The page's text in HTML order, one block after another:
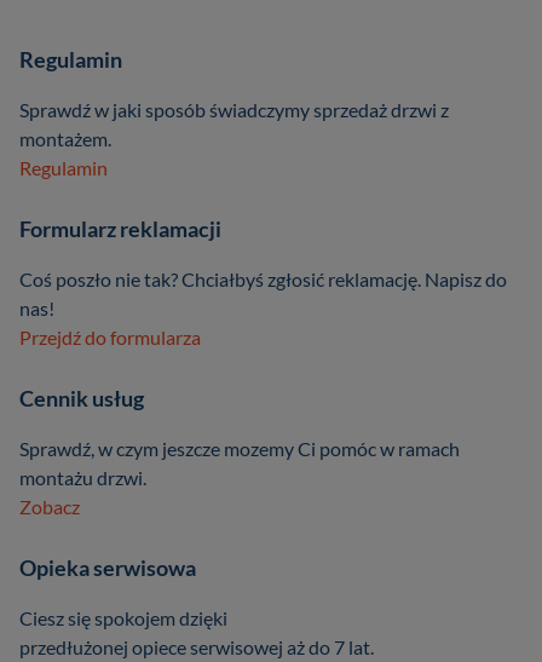
Regulamin
Sprawdź w jaki sposób świadczymy sprzedaż drzwi z
montażem.
Regulamin
Formularz reklamacji
Coś poszło nie tak? Chciałbyś zgłosić reklamację. Napisz do
nas!
Przejdź do formularza
Cennik usług
Sprawdź, w czym jeszcze mozemy Ci pomóc w ramach
montażu drzwi.
Zobacz
Opieka serwisowa
Ciesz się spokojem dzięki
przedłużonej opiece serwisowej aż do 7 lat.